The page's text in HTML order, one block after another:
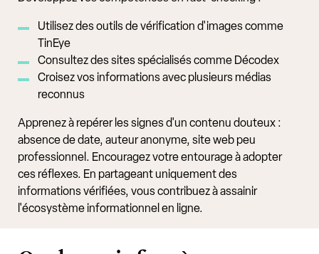
Utilisez des outils de vérification d'images comme
TinEye
Consultez des sites spécialisés comme Décodex
Croisez vos informations avec plusieurs médias
reconnus
Apprenez à repérer les signes d'un contenu douteux :
absence de date, auteur anonyme, site web peu
professionnel. Encouragez votre entourage à adopter
ces réflexes. En partageant uniquement des
informations vérifiées, vous contribuez à assainir
l'écosystème informationnel en ligne.